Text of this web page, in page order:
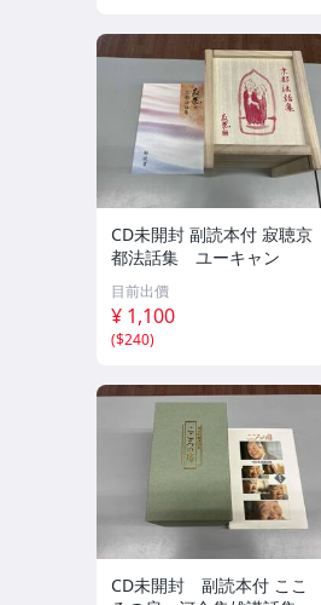
CD未開封 副読本付 寂聴京
都法話集 ユーキャン
目前出價
¥ 1,100
($240)
CD未開封 副読本付 ここ